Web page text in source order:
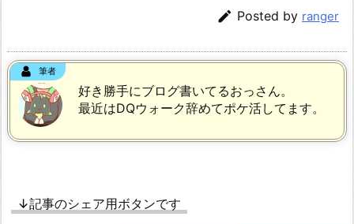
 Posted by ranger
筆者
好き勝手にブログ書いてるおっさん。
最近はDQウォーク辞めてポケ活してます。
↓記事のシェア用ボタンです